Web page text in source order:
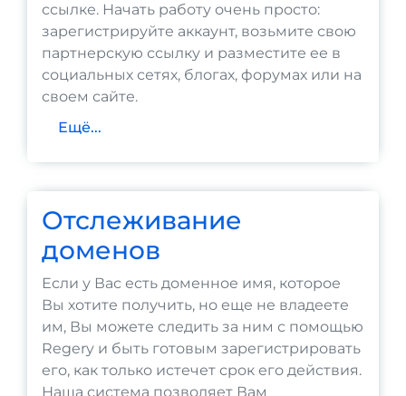
ссылке. Начать работу очень просто:
зарегистрируйте аккаунт, возьмите свою
партнерскую ссылку и разместите ее в
социальных сетях, блогах, форумах или на
своем сайте.
Ещё...
Отслеживание
доменов
Если у Вас есть доменное имя, которое
Вы хотите получить, но еще не владеете
им, Вы можете следить за ним с помощью
Regery и быть готовым зарегистрировать
его, как только истечет срок его действия.
Наша система позволяет Вам